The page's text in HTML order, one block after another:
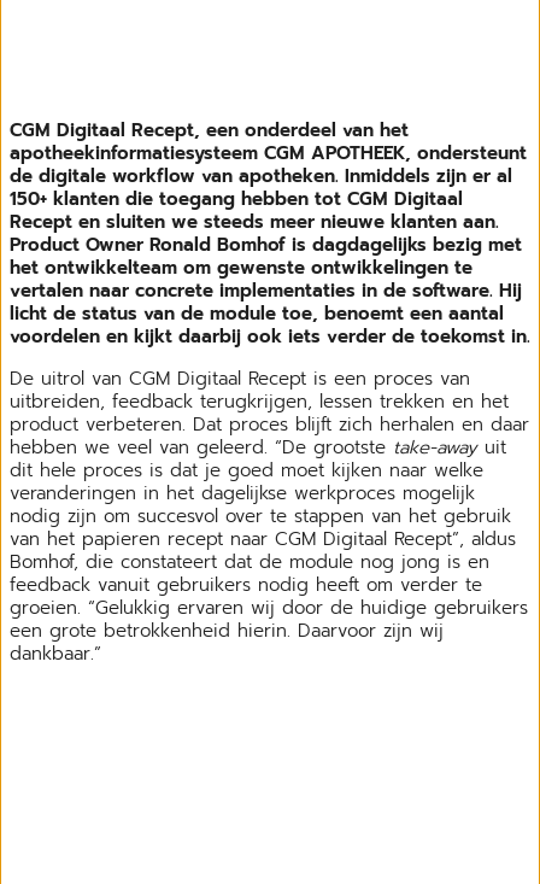
CGM Digitaal Recept, een onderdeel van het
apotheekinformatiesysteem CGM APOTHEEK, ondersteunt
de digitale workflow van apotheken. Inmiddels zijn er al
150+ klanten die toegang hebben tot CGM Digitaal
Recept en sluiten we steeds meer nieuwe klanten aan.
Product Owner Ronald Bomhof is dagdagelijks bezig met
het ontwikkelteam om gewenste ontwikkelingen te
vertalen naar concrete implementaties in de software. Hij
licht de status van de module toe, benoemt een aantal
voordelen en kijkt daarbij ook iets verder de toekomst in.
De uitrol van CGM Digitaal Recept is een proces van
uitbreiden, feedback terugkrijgen, lessen trekken en het
product verbeteren. Dat proces blijft zich herhalen en daar
hebben we veel van geleerd. “De grootste take-awayuit
dit hele proces is dat je goed moet kijken naar welke
veranderingen in het dagelijkse werkproces mogelijk
nodig zijn om succesvol over te stappen van het gebruik
van het papieren recept naar CGM Digitaal Recept”, aldus
Bomhof, die constateert dat de module nog jong is en
feedback vanuit gebruikers nodig heeft om verder te
groeien. “Gelukkig ervaren wij door de huidige gebruikers
een grote betrokkenheid hierin. Daarvoor zijn wij
dankbaar.”